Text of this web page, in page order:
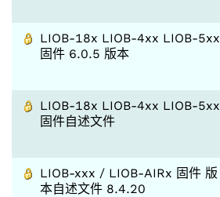
LIOB-18x LIOB-4xx LIOB-5xx
固件 6.0.5 版本
LIOB-18x LIOB-4xx LIOB-5xx
固件自述文件
LIOB-xxx / LIOB-AIRx 固件 版
本自述文件 8.4.20